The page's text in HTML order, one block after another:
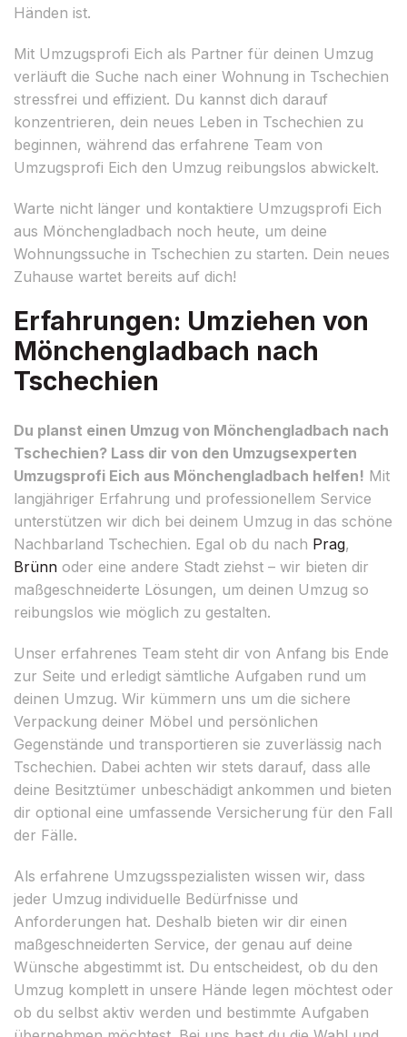
Händen ist.
Mit Umzugsprofi Eich als Partner für deinen Umzug
verläuft die Suche nach einer Wohnung in Tschechien
stressfrei und effizient. Du kannst dich darauf
konzentrieren, dein neues Leben in Tschechien zu
beginnen, während das erfahrene Team von
Umzugsprofi Eich den Umzug reibungslos abwickelt.
Warte nicht länger und kontaktiere Umzugsprofi Eich
aus Mönchengladbach noch heute, um deine
Wohnungssuche in Tschechien zu starten. Dein neues
Zuhause wartet bereits auf dich!
Erfahrungen: Umziehen von
Mönchengladbach nach
Tschechien
Du planst einen Umzug von Mönchengladbach nach
Tschechien? Lass dir von den Umzugsexperten
Umzugsprofi Eich aus Mönchengladbach helfen! Mit
langjähriger Erfahrung und professionellem Service
unterstützen wir dich bei deinem Umzug in das schöne
Nachbarland Tschechien. Egal ob du nach Prag,
Brünn oder eine andere Stadt ziehst – wir bieten dir
maßgeschneiderte Lösungen, um deinen Umzug so
reibungslos wie möglich zu gestalten.
Unser erfahrenes Team steht dir von Anfang bis Ende
zur Seite und erledigt sämtliche Aufgaben rund um
deinen Umzug. Wir kümmern uns um die sichere
Verpackung deiner Möbel und persönlichen
Gegenstände und transportieren sie zuverlässig nach
Tschechien. Dabei achten wir stets darauf, dass alle
deine Besitztümer unbeschädigt ankommen und bieten
dir optional eine umfassende Versicherung für den Fall
der Fälle.
Als erfahrene Umzugsspezialisten wissen wir, dass
jeder Umzug individuelle Bedürfnisse und
Anforderungen hat. Deshalb bieten wir dir einen
maßgeschneiderten Service, der genau auf deine
Wünsche abgestimmt ist. Du entscheidest, ob du den
Umzug komplett in unsere Hände legen möchtest oder
ob du selbst aktiv werden und bestimmte Aufgaben